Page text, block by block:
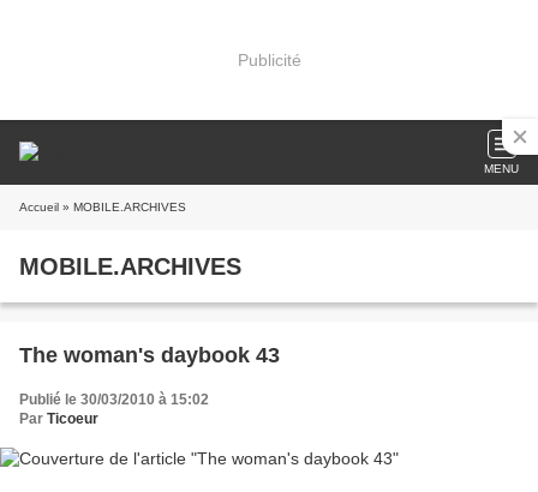
Publicité
MENU
Accueil » MOBILE.ARCHIVES
MOBILE.ARCHIVES
The woman's daybook 43
Publié le 30/03/2010 à 15:02
Par Ticoeur